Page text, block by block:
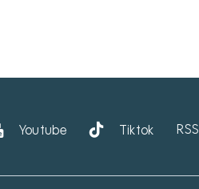
Youtube Tiktok RSS